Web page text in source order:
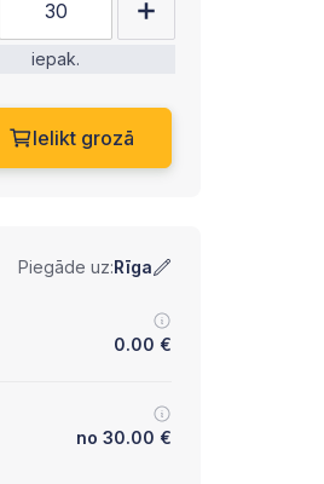
iepak.
Ielikt grozā
Piegāde uz:Rīga
0.00 €
no 30.00 €